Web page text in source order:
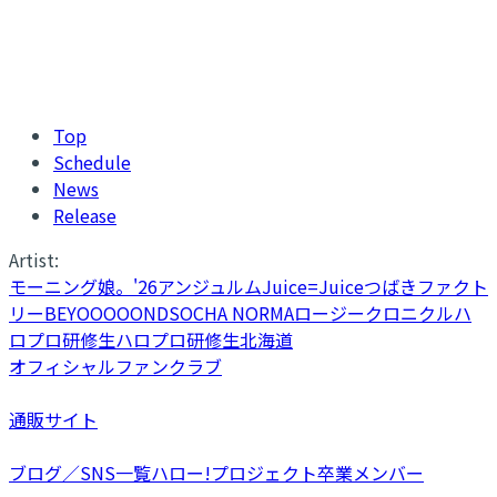
Top
Schedule
News
Release
Artist:
モーニング娘。'26アンジュルムJuice=Juiceつばきファクト
リーBEYOOOOONDSOCHA NORMAロージークロニクルハ
ロプロ研修生ハロプロ研修生北海道
オフィシャルファンクラブ
通販サイト
ブログ／SNS一覧ハロー!プロジェクト卒業メンバー